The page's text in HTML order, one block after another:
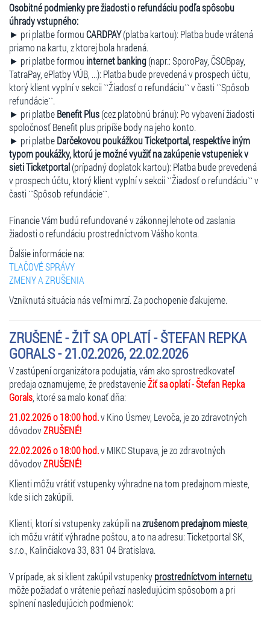
Osobitné podmienky pre žiadosti o refundáciu podľa spôsobu
úhrady vstupného:
► pri platbe formouCARDPAY(platba kartou): Platba bude vrátená
priamo na kartu, z ktorej bola hradená.
► pri platbe formou internet banking(napr.: SporoPay, ČSOBpay,
TatraPay, ePlatby VÚB, ...): Platba bude prevedená v prospech účtu,
ktorý klient vyplní v sekcii ``Žiadosť o refundáciu`` v časti ``Spôsob
refundácie``.
► pri platbeBenefit Plus(cez platobnú bránu): Po vybavení žiadosti
spoločnosť Benefit plus pripíše body na jeho konto.
► pri platbeDarčekovou poukážkou Ticketportal, respektíve iným
typom poukážky, ktorú je možné využiť na zakúpenie vstupeniek v
sieti Ticketportal(prípadný doplatok kartou): Platba bude prevedená
v prospech účtu, ktorý klient vyplní v sekcii ``Žiadosť o refundáciu`` v
časti ``Spôsob refundácie``.
Financie Vám budú refundované v zákonnej lehote od zaslania
žiadosti o refundáciu prostredníctvom Vášho konta.
Ďalšie informácie na:
TLAČOVÉ SPRÁVY
ZMENY A ZRUŠENIA
Vzniknutá situácia nás veľmi mrzí. Za pochopenie ďakujeme.
ZRUŠENÉ - ŽIŤ SA OPLATÍ - ŠTEFAN REPKA
GORALS - 21.02.2026, 22.02.2026
V zastúpení organizátora podujatia, vám ako sprostredkovateľ
predaja oznamujeme, že predstavenieŽiť sa oplatí - Štefan Repka
Gorals , ktoré sa malo konať dňa:
21.02.2026 o 18:00 hod.v Kino Úsmev, Levoča, jezo zdravotných
dôvodovZRUŠENÉ!
22.02.2026 o 18:00 hod.v MIKC Stupava, jezo zdravotných
dôvodovZRUŠENÉ!
Klienti môžu vrátiť vstupenky výhradne na tom predajnom mieste,
kde si ich zakúpili.
Klienti, ktorí si vstupenky zakúpili nazrušenom predajnom mieste,
ich môžu vrátiť výhradne poštou, a to na adresu: Ticketportal SK,
s.r.o., Kalinčiakova 33, 831 04 Bratislava.
V prípade, ak si klient zakúpil vstupenkyprostredníctvom internetu
môže požiadať o vrátenie peňazí nasledujúcim spôsobom a pri
splnení nasledujúcich podmienok: